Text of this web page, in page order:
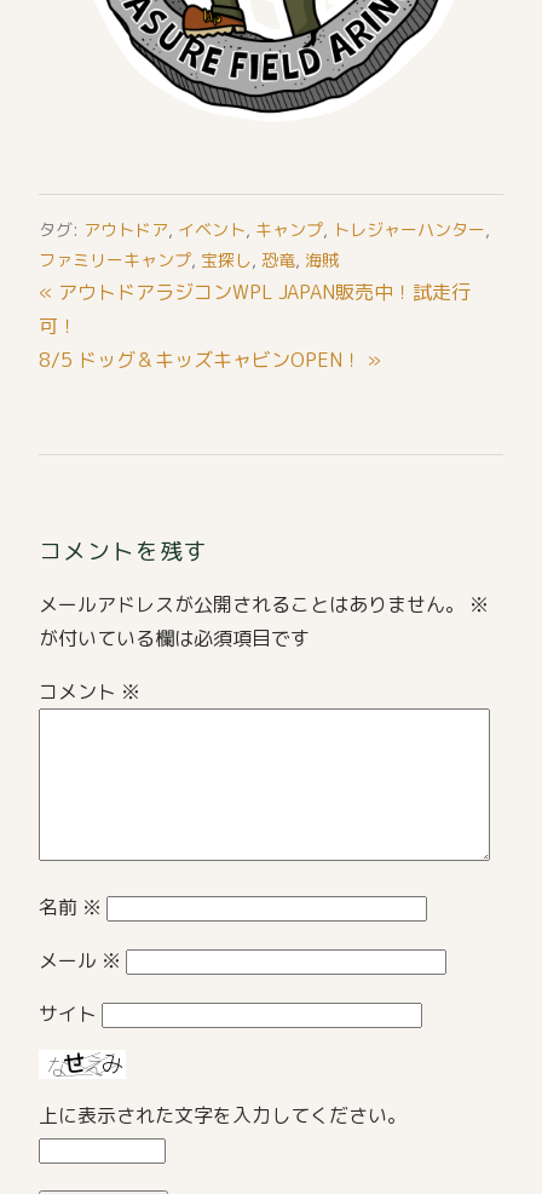
タグ: アウトドア, イベント, キャンプ, トレジャーハンター,
ファミリーキャンプ, 宝探し, 恐竜, 海賊
投
稿
ナ
ョ
ン
« アウトドアラジコンWPL JAPAN販売中！試走行
可！
8/5 ドッグ＆キッズキャビンOPEN！ »
コメントを残す
メールアドレスが公開されることはありません。
※
が付いている欄は必須項目です
コメント ※
名前 ※
メール ※
サイト
上に表示された文字を入力してください。